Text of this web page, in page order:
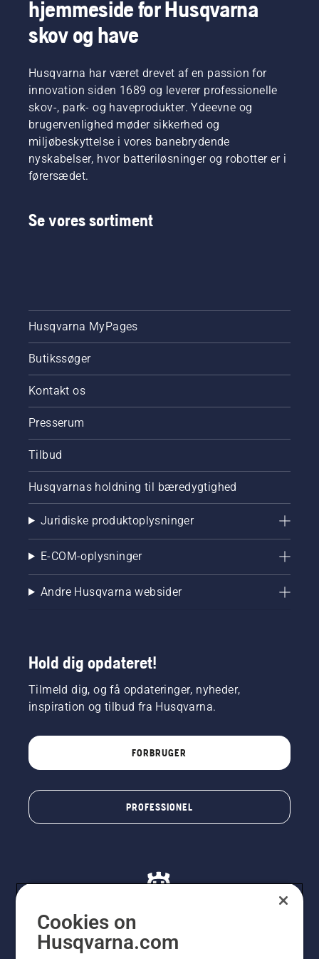
tykt
græs for
at opnå
et
og mere
effektivt
snit. Se
denne
korte
video
om,
hvordan
og
vores H-
team.
Og de er
vores
krævende
brugere.
unik
rydningssav,
professionelle,
der skal
levere
høj
ydeevne
og leve
op til
giver dig
den kraft
brug for,
takket
hjemmeside for Husqvarna
skov og have
Husqvarna har været drevet af en passion for
innovation siden 1689 og leverer professionelle
skov-, park- og haveprodukter. Ydeevne og
brugervenlighed møder sikkerhed og
miljøbeskyttelse i vores banebrydende
nyskabelser, hvor batteriløsninger og robotter er i
førersædet.
Se vores sortiment
Husqvarna MyPages
Butikssøger
Kontakt os
Presserum
Tilbud
Husqvarnas holdning til bæredygtighed
Juridiske produktoplysninger
E-COM-oplysninger
Andre Husqvarna websider
Hold dig opdateret!
Tilmeld dig, og få opdateringer, nyheder,
inspiration og tilbud fra Husqvarna.
FORBRUGER
PROFESSIONEL
Cookies on
Husqvarna.com